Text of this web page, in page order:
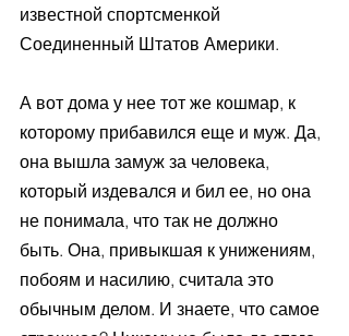
известной спортсменкой
Соединенный Штатов Америки.
А вот дома у нее тот же кошмар, к
которому прибавился еще и муж. Да,
она вышла замуж за человека,
который издевался и бил ее, но она
не понимала, что так не должно
быть. Она, привыкшая к унижениям,
побоям и насилию, считала это
обычным делом. И знаете, что самое